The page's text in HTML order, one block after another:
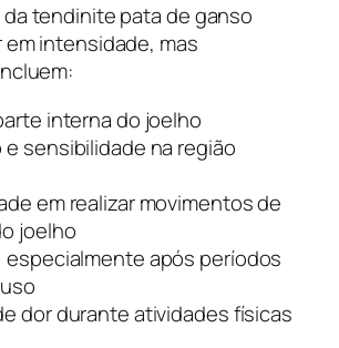
tendinite pata de ganso
em intensidade, mas
interna do joelho
e sensibilidade na região
em realizar movimentos de
joelho
especialmente após períodos
dor durante atividades físicas